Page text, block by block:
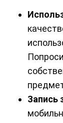
Запись